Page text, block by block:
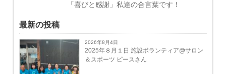
「喜びと感謝」私達の合言葉です！
最新の投稿
2026年8月4日
2025年８月１日 施設ボランティア@サロン
＆スポーツ ピースさん